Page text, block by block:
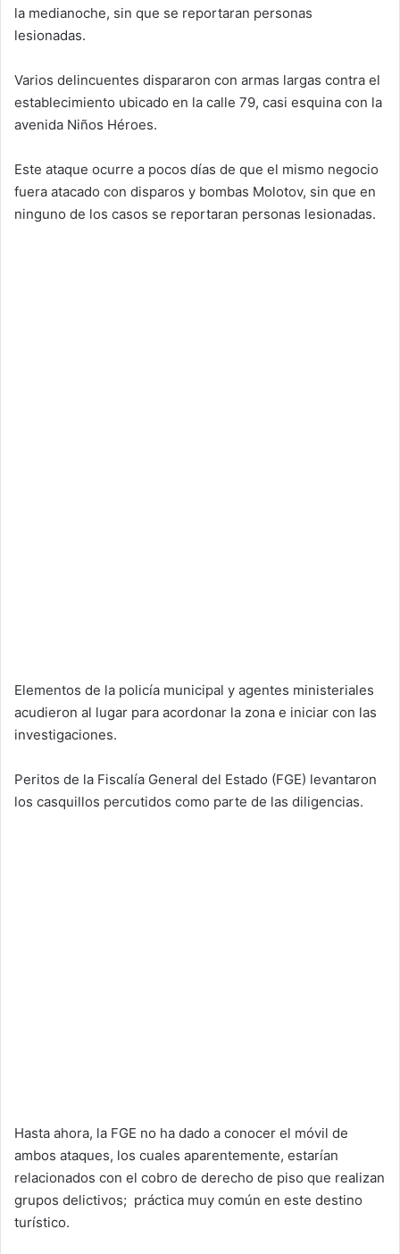
la medianoche, sin que se reportaran personas
lesionadas.
Varios delincuentes dispararon con armas largas contra el
establecimiento ubicado en la calle 79, casi esquina con la
avenida Niños Héroes.
Este ataque ocurre a pocos días de que el mismo negocio
fuera atacado con disparos y bombas Molotov, sin que en
ninguno de los casos se reportaran personas lesionadas.
Elementos de la policía municipal y agentes ministeriales
acudieron al lugar para acordonar la zona e iniciar con las
investigaciones.
Peritos de la Fiscalía General del Estado (FGE) levantaron
los casquillos percutidos como parte de las diligencias.
Hasta ahora, la FGE no ha dado a conocer el móvil de
ambos ataques, los cuales aparentemente, estarían
relacionados con el cobro de derecho de piso que realizan
grupos delictivos; práctica muy común en este destino
turístico.